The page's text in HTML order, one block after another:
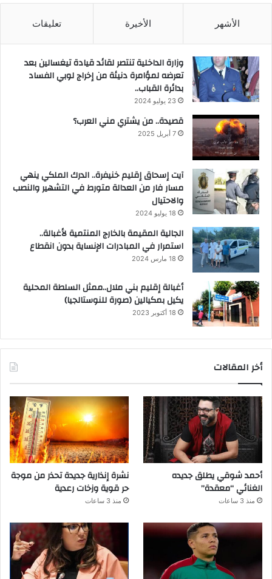
الأشهر الأخيرة تعليقات
وزارة الداخلية تنتصر لقائد قيادة تيغسالين بعد
تعرضه لمؤامرة دنيئة من إخراج لوبي الفساد
بدائرة القباب..
23 يوليو 2024
قصيدة.. من يشتري مني العرب؟
7 أبريل 2025
آيت إسحاق إقليم خنيفرة.. الدرك الملكي ينهي
مسار فار من العدالة متورط في التشهير والنصب
والاحتيال
18 يوليو 2024
الجالية المقيمة بالخارج المنتمية لأغبالة..
استمرار في المبادرات الإنساية بدون انقطاع
18 مارس 2024
أغبالة إقليم بني ملال..ممثل السلطة المحلية
يكيل بمكيالين (صورة للنوستالجيا)
18 أكتوبر 2023
أخر المقالات
أحمد شوقي يطلق جديده
الغنائي “معقدة”
منذ 3 ساعات
نشرة إنذارية جديدة تحذر من موجة
حر قوية وزخات رعدية
منذ 3 ساعات